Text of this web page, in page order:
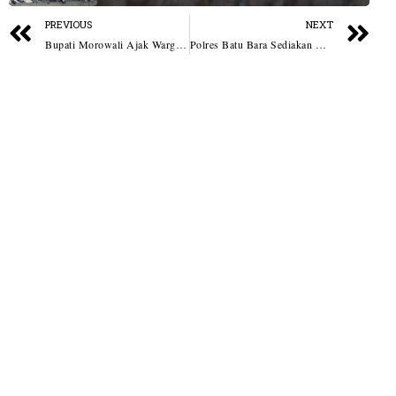
PREVIOUS
Bupati Morowali Ajak Warga Bergerak Jaga Alam di Hari Lingkungan Hidup Sedunia
NEXT
Polres Batu Bara Sediakan Nobar Gratis Piala Dunia 2026 Dengan Snack Gratis